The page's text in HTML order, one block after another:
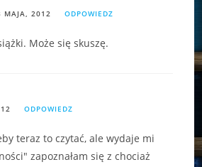
MAJA, 2012 ODPOWIEDZ
Może się skuszę.
ODPOWIEDZ
teraz to czytać, ale wydaje mi
zapoznałam się z chociaż